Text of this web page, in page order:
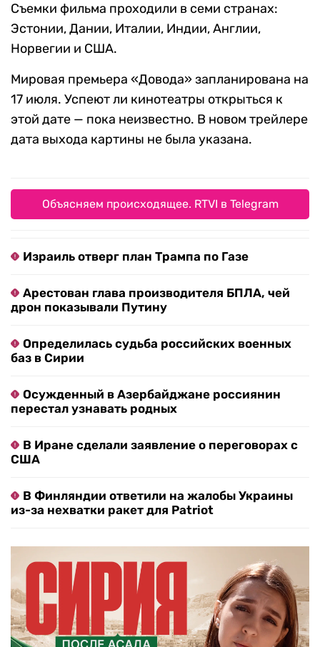
Съемки фильма проходили в семи странах:
Эстонии, Дании, Италии, Индии, Англии,
Норвегии и США.
Мировая премьера «Довода» запланирована на
17 июля. Успеют ли кинотеатры открыться к
этой дате — пока неизвестно. В новом трейлере
дата выхода картины не была указана.
Объясняем происходящее. RTVI в Telegram
Израиль отверг план Трампа по Газе
Арестован глава производителя БПЛА, чей
дрон показывали Путину
Определилась судьба российских военных
баз в Сирии
Осужденный в Азербайджане россиянин
перестал узнавать родных
В Иране сделали заявление о переговорах с
США
В Финляндии ответили на жалобы Украины
из-за нехватки ракет для Patriot